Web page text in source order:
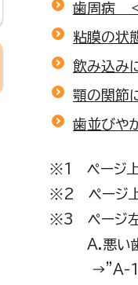
歯周病
粘膜の状
飲み込み
顎の関節
歯並びや
※1 ページ上
※2 ページ上
※3 ページ左
A.悪い歯並
→”A-1.治療